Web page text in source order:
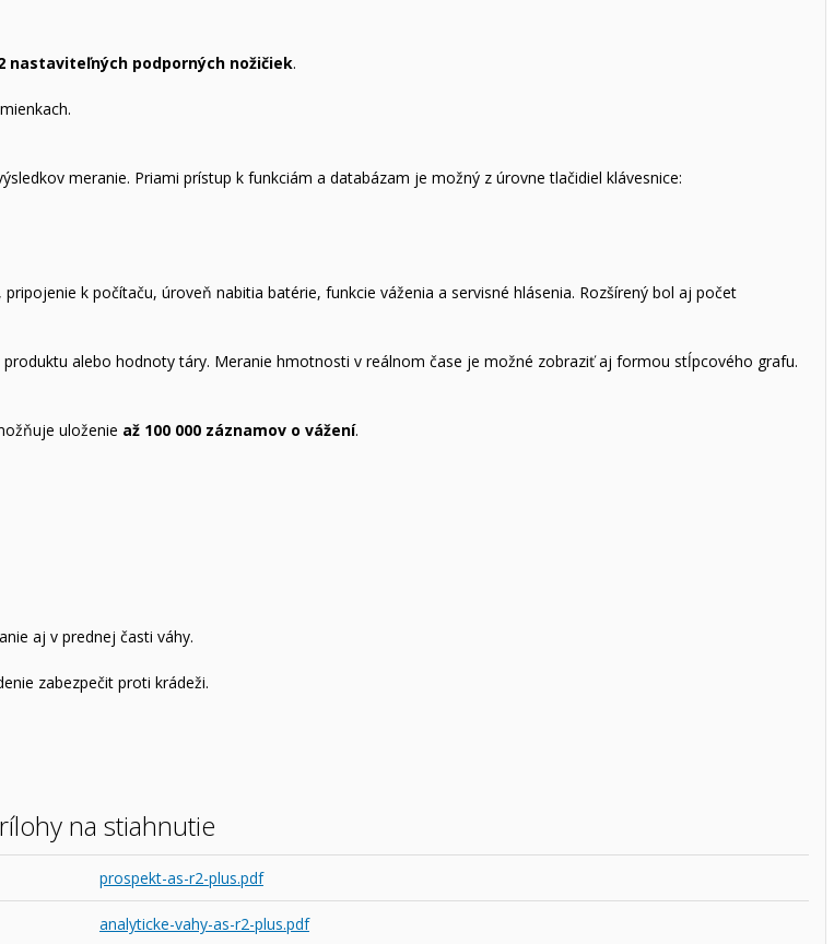
nastaviteľných podporných nožičiek.
meranie. Priami prístup k funkciám a databázam je možný z úrovne tlačidiel klávesnice:
k počítaču, úroveň nabitia batérie, funkcie váženia a servisné hlásenia. Rozšírený bol aj počet
alebo hodnoty táry. Meranie hmotnosti v reálnom čase je možné zobraziť aj formou stĺpcového grafu.
uloženie až 100 000 záznamov o vážení.
aj v prednej časti váhy.
zabezpečit proti krádeži.
na stiahnutie
prospekt-as-r2-plus.pdf
analyticke-vahy-as-r2-plus.pdf